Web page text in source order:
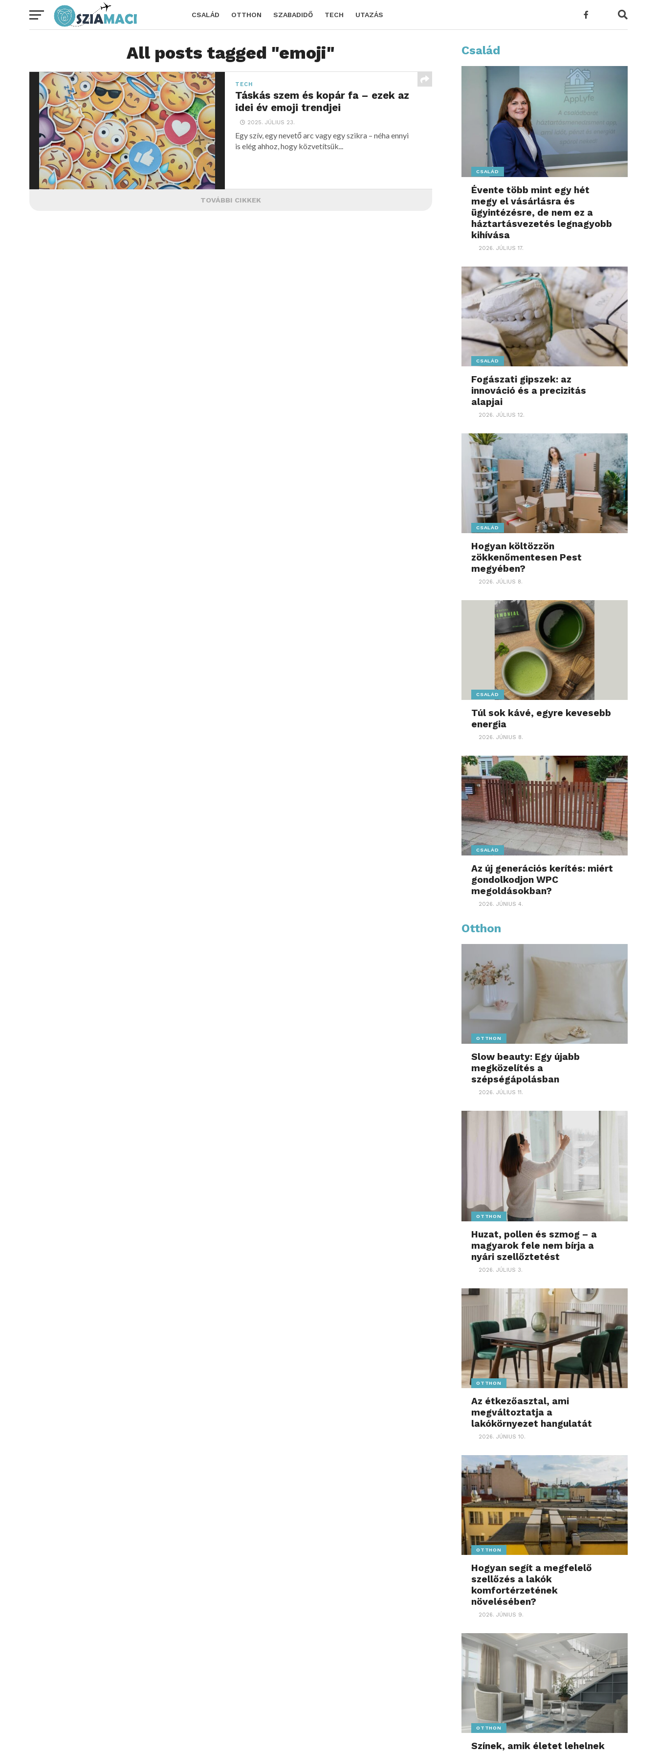
CSALÁD OTTHON SZABADIDŐ TECH UTAZÁS
All posts tagged "emoji"
TECH
Táskás szem és kopár fa – ezek az
idei év emoji trendjei
2025. JÚLIUS 23.
Egy szív, egy nevető arc vagy egy szikra – néha ennyi
is elég ahhoz, hogy közvetítsük...
TOVÁBBI CIKKEK
Család
CSALÁD
Évente több mint egy hét
megy el vásárlásra és
ügyintézésre, de nem ez a
háztartásvezetés legnagyobb
kihívása
2026. JÚLIUS 17.
CSALÁD
Fogászati gipszek: az
innováció és a precizitás
alapjai
2026. JÚLIUS 12.
CSALÁD
Hogyan költözzön
zökkenőmentesen Pest
megyében?
2026. JÚLIUS 8.
CSALÁD
Túl sok kávé, egyre kevesebb
energia
2026. JÚNIUS 8.
CSALÁD
Az új generációs kerítés: miért
gondolkodjon WPC
megoldásokban?
2026. JÚNIUS 4.
Otthon
OTTHON
Slow beauty: Egy újabb
megközelítés a
szépségápolásban
2026. JÚLIUS 11.
OTTHON
Huzat, pollen és szmog – a
magyarok fele nem bírja a
nyári szellőztetést
2026. JÚLIUS 3.
OTTHON
Az étkezőasztal, ami
megváltoztatja a
lakókörnyezet hangulatát
2026. JÚNIUS 10.
OTTHON
Hogyan segít a megfelelő
szellőzés a lakók
komfortérzetének
növelésében?
2026. JÚNIUS 9.
OTTHON
Színek, amik életet lehelnek